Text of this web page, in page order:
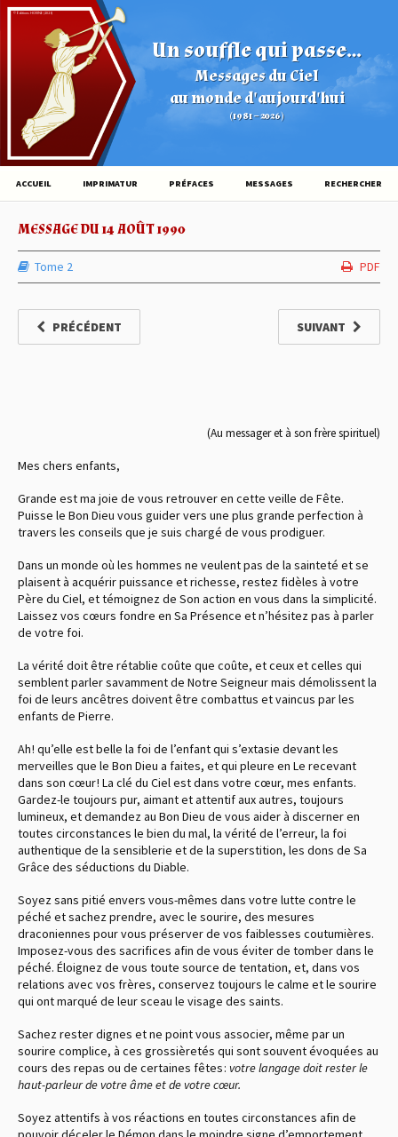
Un souffle qui passe...
Messages du Ciel
au monde d'aujourd'hui
(1981 – 2026)
© Éditions HOVINE (2026)
ACCUEIL IMPRIMATUR PRÉFACES MESSAGES RECHERCHER
MESSAGE DU 14 AOÛT 1990
Tome 2 PDF
PRÉCÉDENT SUIVANT
(Au messager et à son frère spirituel)
Mes chers enfants,
Grande est ma joie de vous retrouver en cette veille de Fête.
Puisse le Bon Dieu vous guider vers une plus grande perfection à
travers les conseils que je suis chargé de vous prodiguer.
Dans un monde où les hommes ne veulent pas de la sainteté et se
plaisent à acquérir puissance et richesse, restez fidèles à votre
Père du Ciel, et témoignez de Son action en vous dans la simplicité.
Laissez vos cœurs fondre en Sa Présence et n’hésitez pas à parler
de votre foi.
La vérité doit être rétablie coûte que coûte, et ceux et celles qui
semblent parler savamment de Notre Seigneur mais démolissent la
foi de leurs ancêtres doivent être combattus et vaincus par les
enfants de Pierre.
Ah ! qu’elle est belle la foi de l’enfant qui s’extasie devant les
merveilles que le Bon Dieu a faites, et qui pleure en Le recevant
dans son cœur ! La clé du Ciel est dans votre cœur, mes enfants.
Gardez-le toujours pur, aimant et attentif aux autres, toujours
lumineux, et demandez au Bon Dieu de vous aider à discerner en
toutes circonstances le bien du mal, la vérité de l’erreur, la foi
authentique de la sensiblerie et de la superstition, les dons de Sa
Grâce des séductions du Diable.
Soyez sans pitié envers vous-mêmes dans votre lutte contre le
péché et sachez prendre, avec le sourire, des mesures
draconiennes pour vous préserver de vos faiblesses coutumières.
Imposez-vous des sacrifices afin de vous éviter de tomber dans le
péché. Éloignez de vous toute source de tentation, et, dans vos
relations avec vos frères, conservez toujours le calme et le sourire
qui ont marqué de leur sceau le visage des saints.
Sachez rester dignes et ne point vous associer, même par un
sourire complice, à ces grossièretés qui sont souvent évoquées au
cours des repas ou de certaines fêtes : votre langage doit rester le
haut-parleur de votre âme et de votre cœur.
Soyez attentifs à vos réactions en toutes circonstances afin de